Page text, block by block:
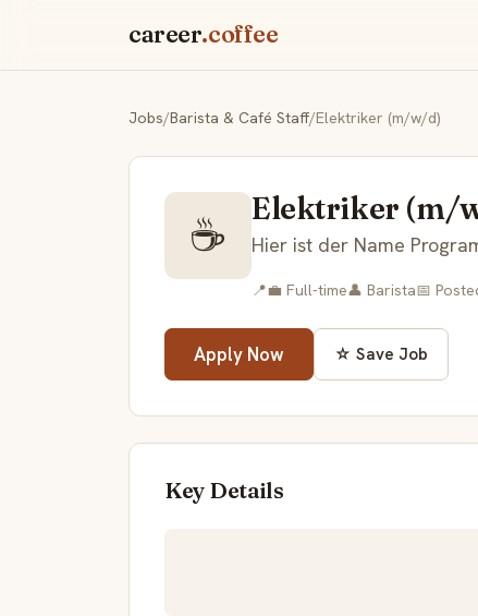
career.coffee
Jobs/Barista & Café Staff/Elektriker (m/w/d)
☕ Elektriker (m/
Hier ist der Name
📍💼 Full-time👤 Barista📅
Apply Now ☆ Save Job
Key Details